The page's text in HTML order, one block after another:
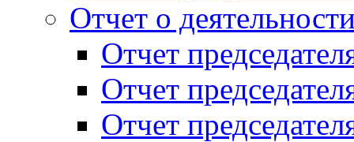
Отчет о
Отчет
Отчет
Отчет